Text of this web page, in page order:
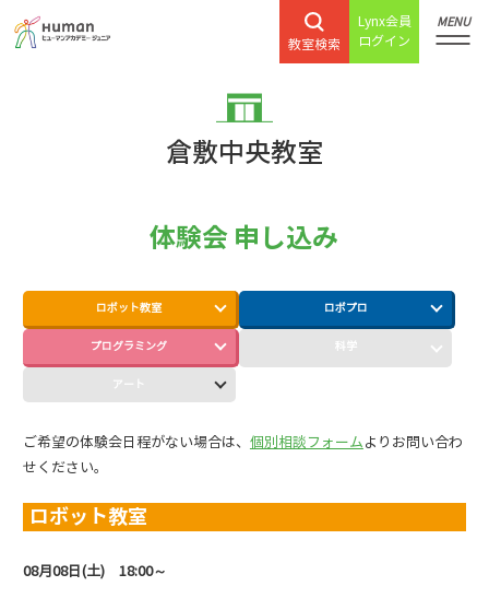
教室検索
Lynx会員
ログイン
MENU
倉敷中央教室
体験会 申し込み
ロボット教室 ロボプロ
プログラミング 科学
アート
ご希望の体験会日程がない場合は、 個別相談フォームよりお問い合わ
せください。
ロボット教室
08月08日(土) 18:00～